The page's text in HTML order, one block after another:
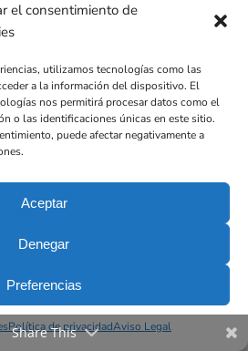
el consentimiento de
utilizamos tecnologías como las
a la información del dispositivo. El
nos permitirá procesar datos como el
o las identificaciones únicas en este sitio.
puede afectar negativamente a
Aceptar
Denegar
Preferencias
Política de privacidadAviso Legal
leerte
Share This